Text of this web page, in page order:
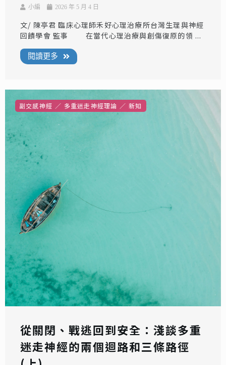
小編 2026 年 5 月 4 日
文/ 陳亭君 臨床心理師禾好心理治療所台灣生理與神經
回饋學會 監事 在當代心理治療與創傷復原的領 ...
閱讀更多
副交感神經 多重迷走神經理論 新知
從關閉、戰逃回到安全：淺談多重
迷走神經的兩個迴路和三條路徑